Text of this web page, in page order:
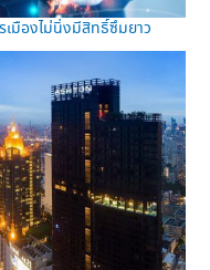
เมืองไม่นิ่งมีสิทธิ์ซึมยาว